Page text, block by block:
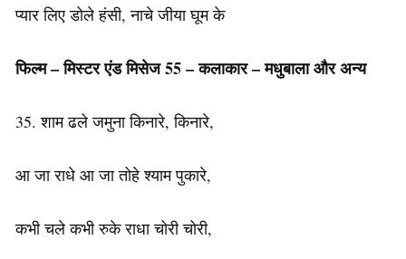
प्यार लिए डोले हंसी, नाचे जीया घूम के
फिल्म – मिस्टर एंड मिसेज 55 – कलाकार – मधुबाला और अन्य
35. शाम ढले जमुना किनारे, किनारे,
आ जा राधे आ जा तोहे श्याम पुकारे,
कभी चले कभी रुके राधा चोरी चोरी,